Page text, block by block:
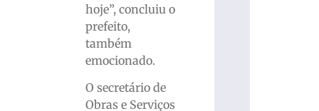
hoje”, concluiu o
prefeito,
também
emocionado.
O secretário de
Obras e Serviços